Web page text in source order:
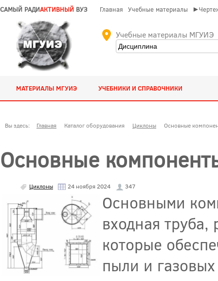
САМЫЙ РАДИАКТИВНЫЙ ВУЗ Главная Учебные материалы
Учебные материалы МГУИЭ
МАТЕРИАЛЫ МГУИЭ УЧЕБНИКИ И СПРАВОЧНИКИ
Вы здесь: Главная Каталог оборудования Циклоны Основные
Основные
Циклоны 24 ноября 2024 347
Основными
входная
которые
пыли и